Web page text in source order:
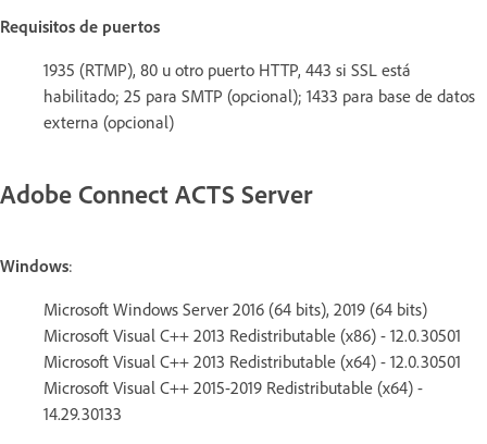
Requisitos de puertos
1935 (RTMP), 80 u otro puerto HTTP, 443 si SSL está
habilitado; 25 para SMTP (opcional); 1433 para base de datos
externa (opcional)
Adobe Connect ACTS Server
Windows:
Microsoft Windows Server 2016 (64 bits), 2019 (64 bits)
Microsoft Visual C++ 2013 Redistributable (x86) - 12.0.30501
Microsoft Visual C++ 2013 Redistributable (x64) - 12.0.30501
Microsoft Visual C++ 2015-2019 Redistributable (x64) -
14.29.30133